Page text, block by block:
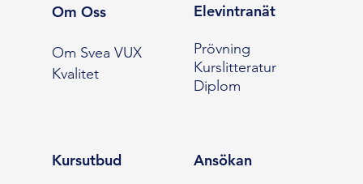
Om Oss
Om Svea VUX
Kvalitet
Elevintranät
Prövning
Kurslitteratur
Diplom
Kursutbud Ansökan